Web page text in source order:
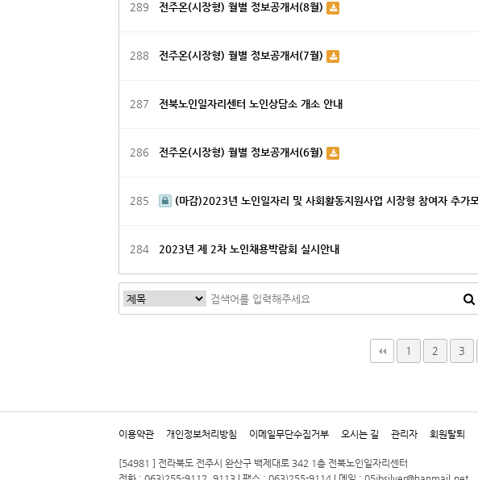
289 전주온(시장형) 월별 정보공개서(8월)
288 전주온(시장형) 월별 정보공개서(7월)
287 전북노인일자리센터 노인상담소 개소 안내
286 전주온(시장형) 월별 정보공개서(6월)
285 (마감)2023년 노인일자리 및 사회활동지원사업 시장형 참여자 추가
284 2023년 제 2차 노인채용박람회 실시안내
1 2 3
이용약관 개인정보처리방침 이메일무단수집거부 오시는 길 관리자 회원탈퇴
[54981 ] 전라북도 전주시 완산구 백제대로 342 1층 전북노인일자리센터